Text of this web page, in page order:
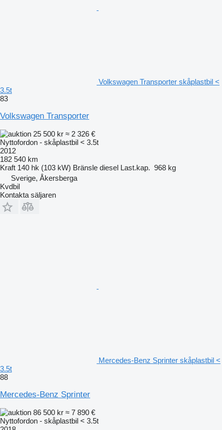
Volkswagen Transporter skåplastbil <
3.5t
83
Volkswagen Transporter
25 500 kr ≈ 2 326 €
Nyttofordon - skåplastbil < 3.5t
2012
182 540 km
Kraft 140 hk (103 kW) Bränsle diesel Last.kap. 968 kg
Sverige, Åkersberga
Kvdbil
Kontakta säljaren
Mercedes-Benz Sprinter skåplastbil <
3.5t
88
Mercedes-Benz Sprinter
86 500 kr ≈ 7 890 €
Nyttofordon - skåplastbil < 3.5t